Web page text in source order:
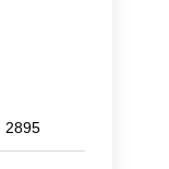
2895